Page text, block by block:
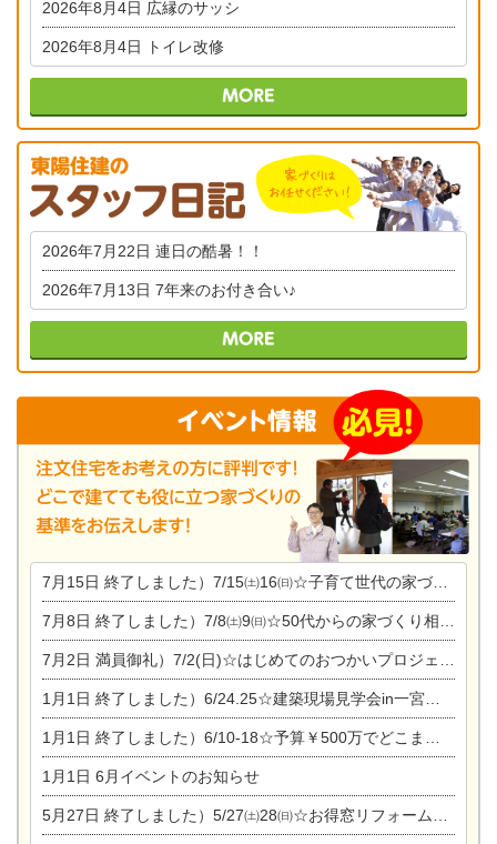
2026年8月4日 広縁のサッシ
2026年8月4日 トイレ改修
2026年7月22日 連日の酷暑！！
2026年7月13日 7年来のお付き合い♪
7月15日 終了しました）7/15㈯16㈰☆子育て世代の家づくり相談会
7月8日 終了しました）7/8㈯9㈰☆50代からの家づくり相談会
7月2日 満員御礼）7/2(日)☆はじめてのおつかいプロジェクト
1月1日 終了しました）6/24.25☆建築現場見学会in一宮市木曽川町
1月1日 終了しました）6/10-18☆予算￥500万でどこまでできるの？リフォーム相談会
1月1日 6月イベントのお知らせ
5月27日 終了しました）5/27㈯28㈰☆お得窓リフォーム個別相談会